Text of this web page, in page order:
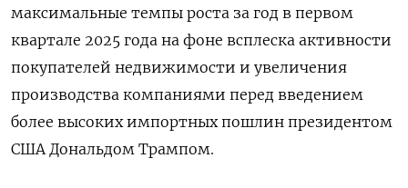
максимальные темпы роста за год в первом
квартале 2025 года на фоне всплеска активности
покупателей недвижимости и увеличения
производства компаниями перед введением
более высоких импортных пошлин президентом
США Дональдом Трампом.